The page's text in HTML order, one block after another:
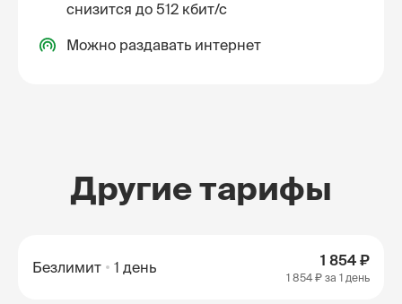
снизится до 512 кбит/с
Можно раздавать интернет
Другие тарифы
Безлимит 1 день 1 854 ₽
1 854 ₽ за 1 день